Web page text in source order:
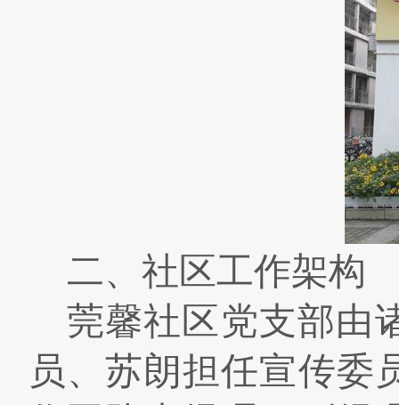
二、 社区工作架构
莞馨社区党支部由
员、苏朗担任宣传委